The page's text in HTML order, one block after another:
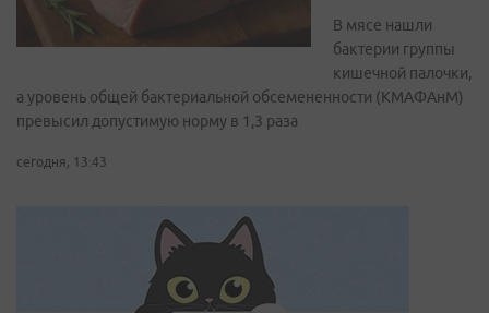
В мясе нашли
бактерии группы
кишечной палочки,
а уровень общей бактериальной обсемененности (КМАФАнМ)
превысил допустимую норму в 1,3 раза
сегодня, 13:43